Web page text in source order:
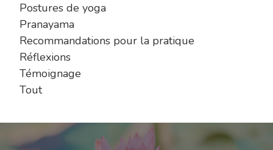
Postures de yoga
Pranayama
Recommandations pour la pratique
Réflexions
Témoignage
Tout